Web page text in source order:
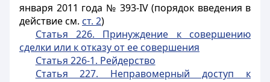
января 2011 года № 393-IV (порядок введения в
действие см. ст. 2)
Статья 226. Принуждение к совершению
сделки или к отказу от ее совершения
Статья 226-1. Рейдерство
Статья 227. Неправомерный доступ к